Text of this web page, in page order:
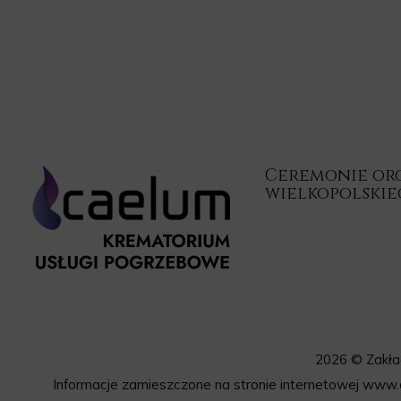
Ceremonie
2026 ©
Informacje zamieszczone na stronie internetowej